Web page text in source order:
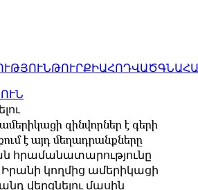
ԹՈՒՐՔԻԱՀՈԴՎԱԾ
զինվորներ է գերի
է այդ մեղադրանքները
հրամանատարությունը
կողմից ամերիկացի
վերցնելու մասին